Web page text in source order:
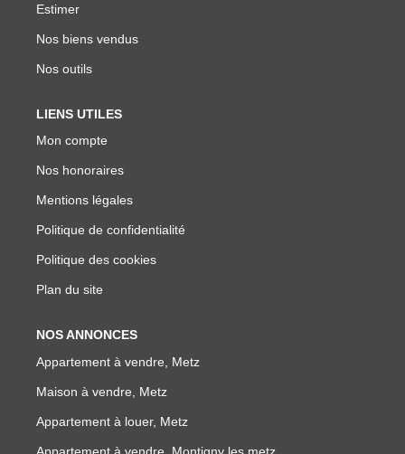
Estimer
Nos biens vendus
Nos outils
LIENS UTILES
Mon compte
Nos honoraires
Mentions légales
Politique de confidentialité
Politique des cookies
Plan du site
NOS ANNONCES
Appartement à vendre, Metz
Maison à vendre, Metz
Appartement à louer, Metz
Appartement à vendre, Montigny les metz